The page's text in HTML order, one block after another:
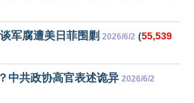
军腐遭美日菲围剿 2026/6/2 (55,539
中共政协高官表述诡异 2026/6/2